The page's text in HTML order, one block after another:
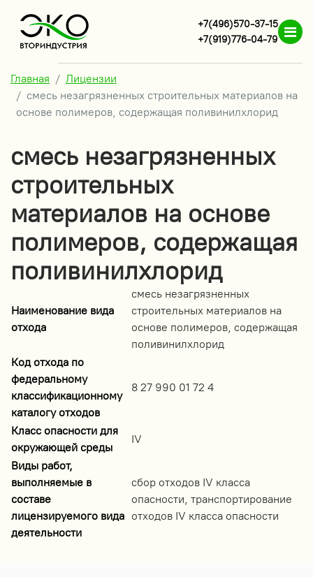
+7(496)570-37-15
+7(919)776-04-79
Главная
Лицензии
смесь незагрязненных строительных материалов на
основе полимеров, содержащая поливинилхлорид
смесь незагрязненных
строительных
материалов на основе
полимеров, содержащая
поливинилхлорид
Наименование вида
отхода
смесь незагрязненных
строительных материалов на
основе полимеров, содержащая
поливинилхлорид
Код отхода по
федеральному
классификационному
каталогу отходов
8 27 990 01 72 4
Класс опасности для
окружающей среды
IV
Виды работ,
выполняемые в
составе
лицензируемого вида
деятельности
сбор отходов IV класса
опасности, транспортирование
отходов IV класса опасности